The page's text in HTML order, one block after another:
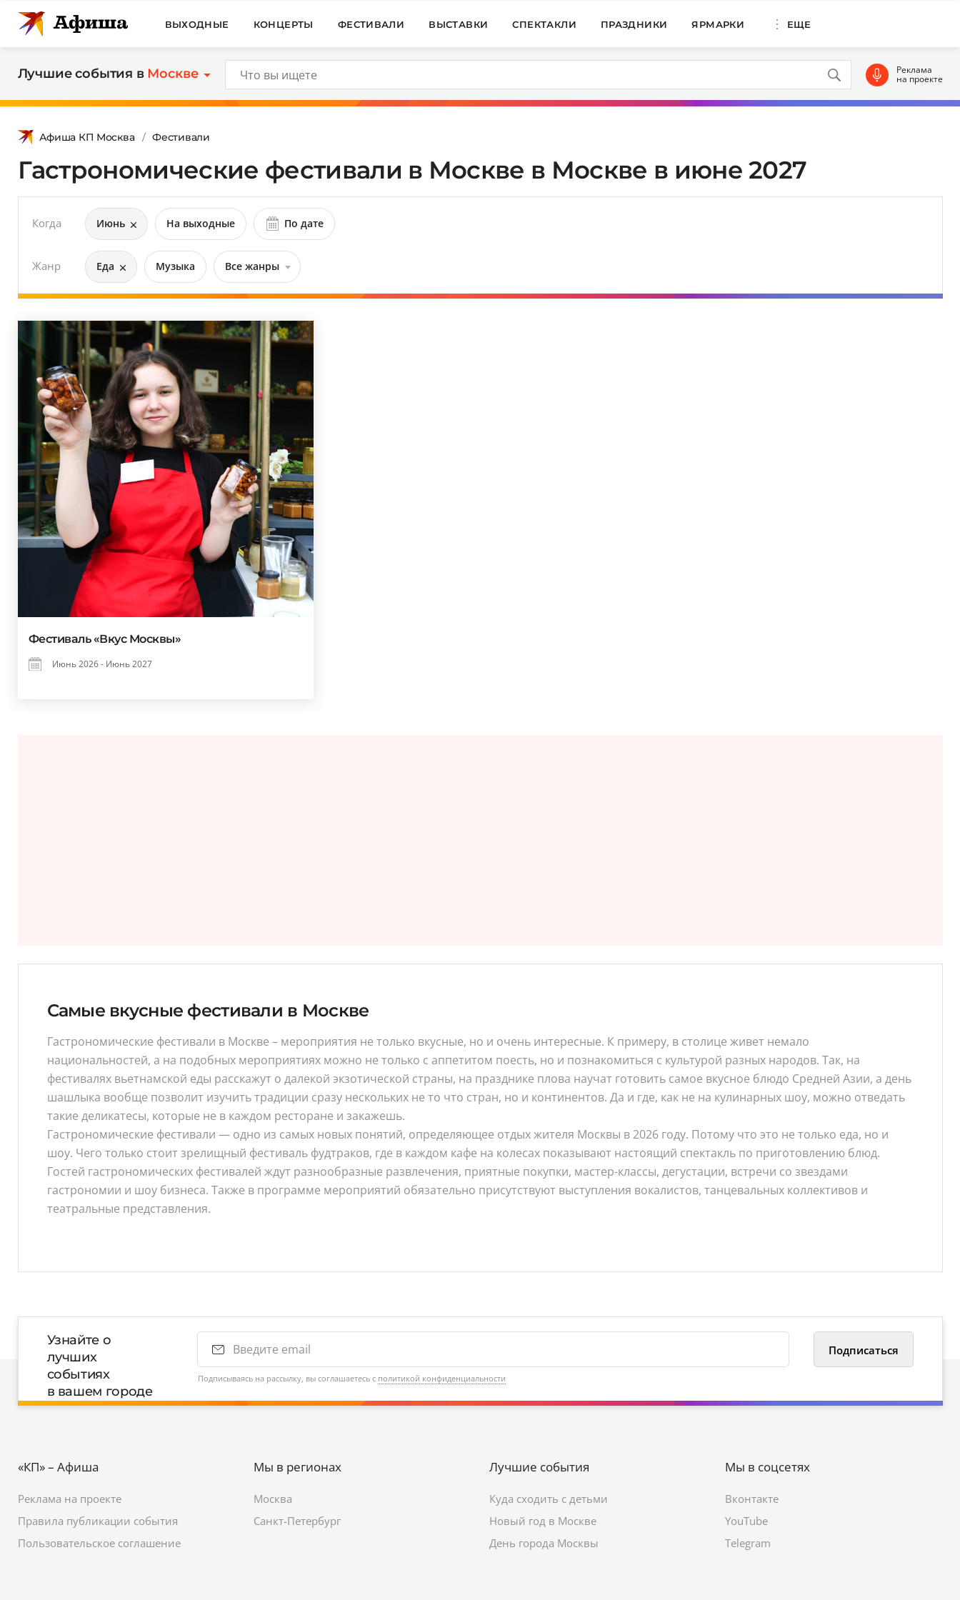
ВЫХОДНЫЕ КОНЦЕРТЫ ФЕСТИВАЛИ ВЫСТАВКИ СПЕКТАКЛИ ПРАЗДНИКИ ЯРМАРКИ ЕЩЕ
Лучшие события в Москве Реклама
на проекте
Афиша КП Москва Фестивали
Гастрономические фестивали в Москве в Москве в июне 2027
Когда Июнь На выходные По дате
Жанр Еда Музыка Все жанры
Фестиваль «Вкус Москвы»
Июнь 2026 - Июнь 2027
Самые вкусные фестивали в Москве
Гастрономические фестивали в Москве – мероприятия не только вкусные, но и очень интересные. К примеру, в столице живет немало
национальностей, а на подобных мероприятиях можно не только с аппетитом поесть, но и познакомиться с культурой разных народов. Так, на
фестивалях вьетнамской еды расскажут о далекой экзотической страны, на празднике плова научат готовить самое вкусное блюдо Средней Азии, а день
шашлыка вообще позволит изучить традиции сразу нескольких не то что стран, но и континентов. Да и где, как не на кулинарных шоу, можно отведать
такие деликатесы, которые не в каждом ресторане и закажешь.
Гастрономические фестивали — одно из самых новых понятий, определяющее отдых жителя Москвы в 2026 году. Потому что это не только еда, но и
шоу. Чего только стоит зрелищный фестиваль фудтраков, где в каждом кафе на колесах показывают настоящий спектакль по приготовлению блюд.
Гостей гастрономических фестивалей ждут разнообразные развлечения, приятные покупки, мастер-классы, дегустации, встречи со звездами
гастрономии и шоу бизнеса. Также в программе мероприятий обязательно присутствуют выступления вокалистов, танцевальных коллективов и
театральные представления.
Узнайте о
лучших
событиях
в вашем городе
Подписываясь на рассылку, вы соглашаетесь с политикой конфиденциальности
«КП» – Афиша
Реклама на проекте
Правила публикации события
Пользовательское соглашение
Мы в регионах
Москва
Санкт-Петербург
Лучшие события
Куда сходить с детьми
Новый год в Москве
День города Москвы
Мы в соцсетях
Вконтакте
YouTube
Telegram